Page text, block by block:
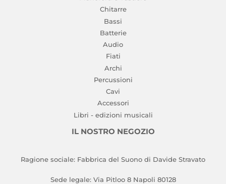
Chitarre
Bassi
Batterie
Audio
Fiati
Archi
Percussioni
Cavi
Accessori
Libri - edizioni musicali
IL NOSTRO NEGOZIO
Ragione sociale: Fabbrica del Suono di Davide Stravato
Sede legale: Via Pitloo 8 Napoli 80128